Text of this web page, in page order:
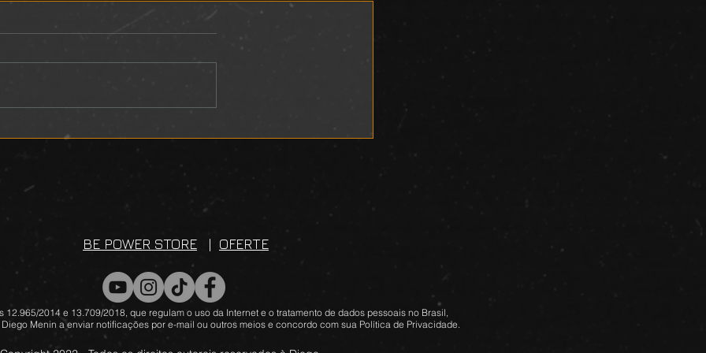
BE POWER STORE | OFERTE
12.965/2014 e 13.709/2018, que regulam o uso da Internet e o tratamento de dados pessoais no Brasil,
Menin a enviar notificações por e-mail ou outros meios e concordo com sua Política de Privacidade.